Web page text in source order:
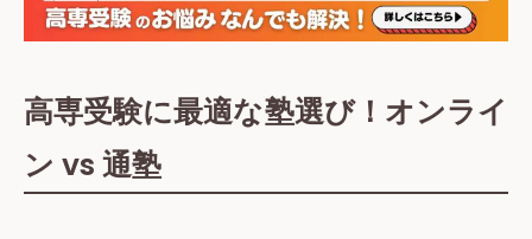
高専受験に最適な塾選び！オンライ
ン vs 通塾